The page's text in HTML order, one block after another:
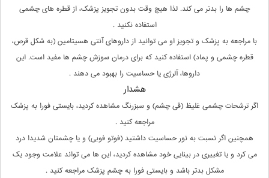
چشم ها را بدتر می کند. لذا هیچ وقت بدون تجویز پزشک، از قطره های چشمی
استفاده نکنید .
با مراجعه به پزشک و تجویز او می توانید از داروهای آنتی هسیتامین (به شکل قرص،
قطره چشمی و پماد) استفاده کنید که برای درمان سوزش چشم ها مفید است. این
داروها، آلرژی یا حساسیت را بهبود می دهند .
هشدار
اگر ترشحات چشمی غلیظ (قی چشم) و سبزرنگ مشاهده کردید، بایستی فورا به پزشک
مراجعه کنید .
همچنین اگر نسبت به نور حساسیت داشتید (فوتو فوبی) و یا چشمتان شدیدا درد
می کرد و یا تغییری در بینایی خود مشاهده کردید، این ها می تواند علامت وجود یک
مشکل بدتر باشد و بایستی فورا به چشم پزشک مراجعه کنید .